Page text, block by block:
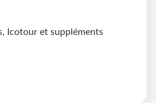
Icotour et suppléments